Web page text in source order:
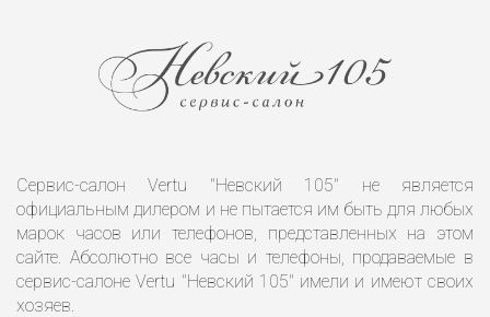
Сервис-салон Vertu "Невский 105" не является
официальным дилером и не пытается им быть для любых
марок часов или телефонов, представленных на этом
сайте. Абсолютно все часы и телефоны, продаваемые в
сервис-салоне Vertu "Невский 105" имели и имеют своих
хозяев.